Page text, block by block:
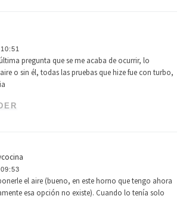
10:51
pregunta que se me acaba de ocurrir, lo
o sin él, todas las pruebas que hize fue con turbo,
09:53
el aire (bueno, en este horno que tengo ahora
esa opción no existe). Cuando lo tenía solo